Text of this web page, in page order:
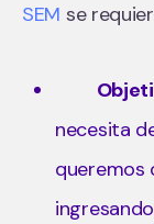
SEM se
necesita
queremos